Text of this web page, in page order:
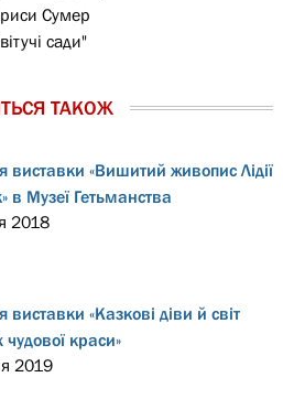
Сумер
сади"
ТАКОЖ
виставки «Вишитий живопис Лідії
в Музеї Гетьманства
2018
виставки «Казкові діви й світ
чудової краси»
2019